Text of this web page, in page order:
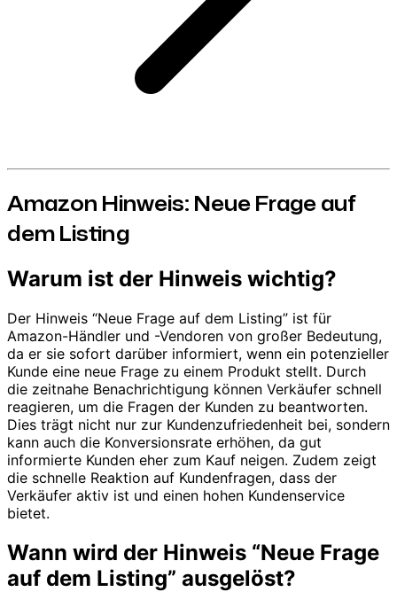
Amazon Hinweis: Neue Frage auf
dem Listing
Warum ist der Hinweis wichtig?
Der Hinweis “Neue Frage auf dem Listing” ist für
Amazon-Händler und -Vendoren von großer Bedeutung,
da er sie sofort darüber informiert, wenn ein potenzieller
Kunde eine neue Frage zu einem Produkt stellt. Durch
die zeitnahe Benachrichtigung können Verkäufer schnell
reagieren, um die Fragen der Kunden zu beantworten.
Dies trägt nicht nur zur Kundenzufriedenheit bei, sondern
kann auch die Konversionsrate erhöhen, da gut
informierte Kunden eher zum Kauf neigen. Zudem zeigt
die schnelle Reaktion auf Kundenfragen, dass der
Verkäufer aktiv ist und einen hohen Kundenservice
bietet.
Wann wird der Hinweis “Neue Frage
auf dem Listing” ausgelöst?